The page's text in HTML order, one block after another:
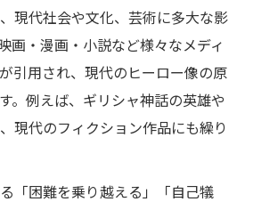
現代社会や文化、芸術に多大な影
画・漫画・小説など様々なメディ
引用され、現代のヒーロー像の原
。例えば、ギリシャ神話の英雄や
現代のフィクション作品にも繰り
「困難を乗り越える」「自己犠